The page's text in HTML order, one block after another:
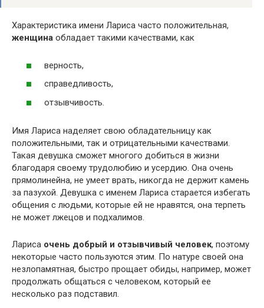
Характеристика имени Лариса часто положительная,
женщина обладает такими качествами, как
верность,
справедливость,
отзывчивость.
Имя Лариса наделяет свою обладательницу как
положительными, так и отрицательными качествами.
Такая девушка сможет многого добиться в жизни
благодаря своему трудолюбию и усердию. Она очень
прямолинейна, не умеет врать, никогда не держит камень
за пазухой. Девушка с именем Лариса старается избегать
общения с людьми, которые ей не нравятся, она терпеть
не может лжецов и подхалимов.
Лариса очень добрый и отзывчивый человек, поэтому
некоторые часто пользуются этим. По натуре своей она
незлопамятная, быстро прощает обиды, например, может
продолжать общаться с человеком, который ее
несколько раз подставил.